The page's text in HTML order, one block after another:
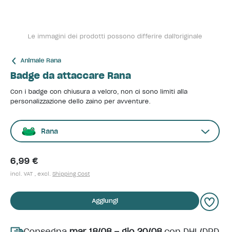
Le immagini dei prodotti possono differire dall'originale
Animale Rana
Badge da attaccare Rana
Con i badge con chiusura a velcro, non ci sono limiti alla
personalizzazione dello zaino per avventure.
Rana
6,99 €
incl. VAT , excl. Shipping Cost
Aggiungi